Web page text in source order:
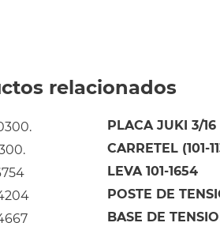
relacionados
PLACA JUKI 3/16
CARRETEL (101-
LEVA 101-1654
POSTE DE
BASE DE